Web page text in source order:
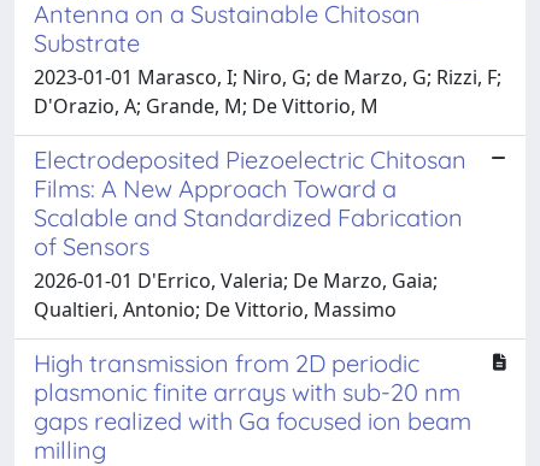
Antenna on a Sustainable Chitosan
Substrate
2023-01-01 Marasco, I; Niro, G; de Marzo, G; Rizzi, F;
D'Orazio, A; Grande, M; De Vittorio, M
Electrodeposited Piezoelectric Chitosan
Films: A New Approach Toward a
Scalable and Standardized Fabrication
of Sensors
2026-01-01 D'Errico, Valeria; De Marzo, Gaia;
Qualtieri, Antonio; De Vittorio, Massimo
High transmission from 2D periodic
plasmonic finite arrays with sub-20 nm
gaps realized with Ga focused ion beam
milling